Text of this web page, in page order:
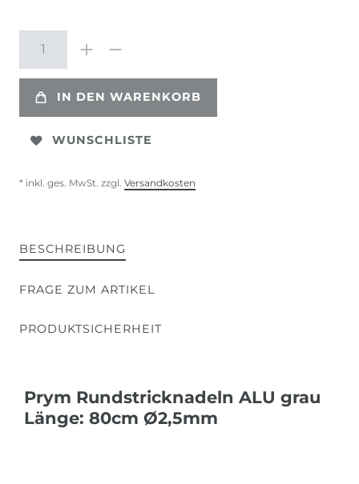
IN DEN WARENKORB
WUNSCHLISTE
* inkl. ges. MwSt. zzgl. Versandkosten
BESCHREIBUNG
FRAGE ZUM ARTIKEL
PRODUKTSICHERHEIT
Prym Rundstricknadeln ALU grau
Länge: 80cm Ø2,5mm